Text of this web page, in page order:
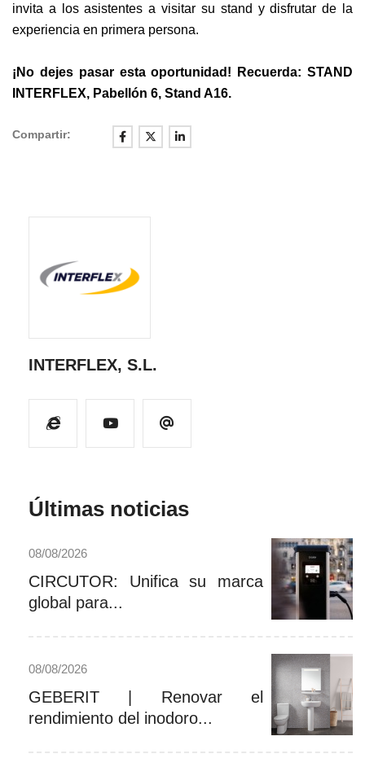
invita a los asistentes a visitar su stand y disfrutar de la
experiencia en primera persona.
¡No dejes pasar esta oportunidad! Recuerda: STAND
INTERFLEX, Pabellón 6, Stand A16.
Compartir:
INTERFLEX, S.L.
Últimas noticias
08/08/2026
CIRCUTOR: Unifica su marca
global para...
08/08/2026
GEBERIT | Renovar el
rendimiento del inodoro...